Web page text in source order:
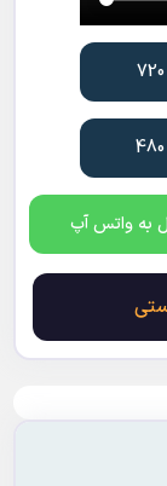
به واتس آپ